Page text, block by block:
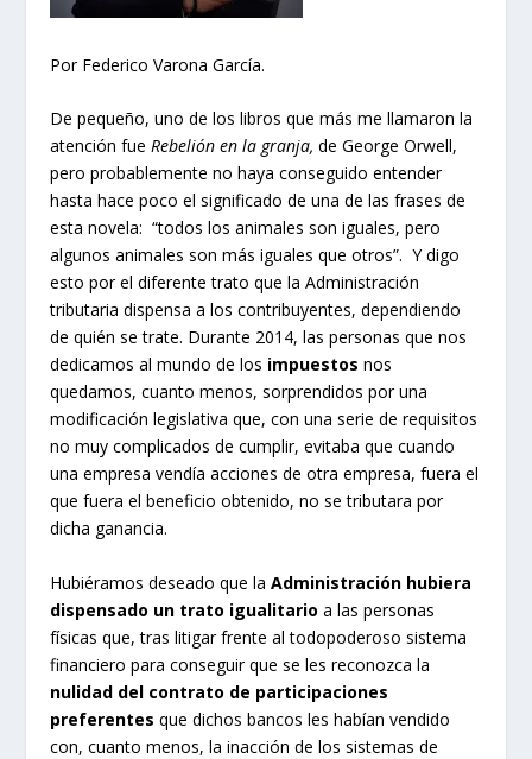
Por Federico Varona García.
De pequeño, uno de los libros que más me llamaron la
atención fueRebelión en la granja, de George Orwell,
pero probablemente no haya conseguido entender
hasta hace poco el significado de una de las frases de
esta novela: “todos los animales son iguales, pero
algunos animales son más iguales que otros”. Y digo
esto por el diferente trato que la Administración
tributaria dispensa a los contribuyentes, dependiendo
de quién se trate. Durante 2014, las personas que nos
dedicamos al mundo de los impuestos nos
quedamos, cuanto menos, sorprendidos por una
modificación legislativa que, con una serie de requisitos
no muy complicados de cumplir, evitaba que cuando
una empresa vendía acciones de otra empresa, fuera el
que fuera el beneficio obtenido, no se tributara por
dicha ganancia.
Hubiéramos deseado que laAdministración hubiera
dispensado un trato igualitario a las personas
físicas que, tras litigar frente al todopoderoso sistema
financiero para conseguir que se les reconozca la
nulidad del contrato de participaciones
preferentes que dichos bancos les habían vendido
con, cuanto menos, la inacción de los sistemas de